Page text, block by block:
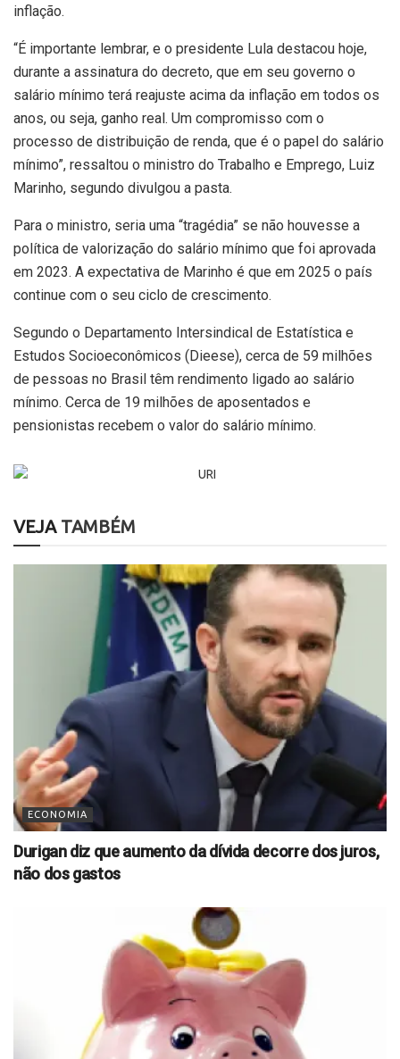
inflação.
“É importante lembrar, e o presidente Lula destacou hoje,
durante a assinatura do decreto, que em seu governo o
salário mínimo terá reajuste acima da inflação em todos os
anos, ou seja, ganho real. Um compromisso com o
processo de distribuição de renda, que é o papel do salário
mínimo”, ressaltou o ministro do Trabalho e Emprego, Luiz
Marinho, segundo divulgou a pasta.
Para o ministro, seria uma “tragédia” se não houvesse a
política de valorização do salário mínimo que foi aprovada
em 2023. A expectativa de Marinho é que em 2025 o país
continue com o seu ciclo de crescimento.
Segundo o Departamento Intersindical de Estatística e
Estudos Socioeconômicos (Dieese), cerca de 59 milhões
de pessoas no Brasil têm rendimento ligado ao salário
mínimo. Cerca de 19 milhões de aposentados e
pensionistas recebem o valor do salário mínimo.
VEJATAMBÉM
ECONOMIA
Durigan diz que aumento da dívida decorre dos juros,
não dos gastos